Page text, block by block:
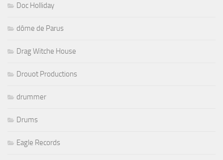
Doc Holliday
dôme de Parus
Drag Witche House
Drouot Productions
drummer
Drums
Eagle Records